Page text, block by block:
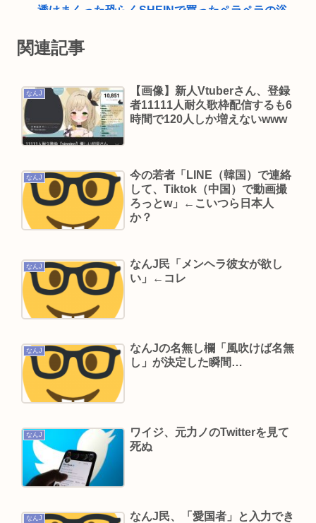
透けまくった恐らくSHEINで買ったペラペラの浴
(📞´ん`)「はい嫌儲子供電話相談室」👧「犬は大き
さなの？」
【謎】男が人生で1番モテる年齢、ガチで謎すぎる
ガチで死にたい時ってどうしたらいいの？
ード壊れなくて買う理由が見つからない
「世界唯一の被爆国は北朝鮮」と主張し、チラシ
を配布する輩が発生
では「檀れいと離婚してたの？」驚く声も
【世論調査】ウクライナ戦争を特に支持する属
性。男性・高齢者・富裕層・モスクワ在住・主な
情報源テレビ
楽しんご、神田うのの印象を率直に吐露「あまり
にも素っ気ない態度を取られて寂しい」
A💕V女優『瀬戸環奈』、パチ●コ屋にイベント来
店し、弱男が大集結www 👉
Powered by livedoor 相互RSS
関連記事
なんJ
【画像】新人Vtuberさん、登録
者11111人耐久歌枠配信するも6
時間で120人しか増えないwww
なんJ
今の若者「LINE（韓国）で連絡
して、Tiktok（中国）で動画撮
ろっとw」←こいつら日本人
か？
なんJ
なんJ民「メンヘラ彼女が欲し
い」←コレ
なんJ
なんJの名無し欄「風吹けば名無
し」が決定した瞬間…
なんJ
ワイジ、元力ノのTwitterを見て
死ぬ
なんJ
なんJ民、「愛国者」と入力でき